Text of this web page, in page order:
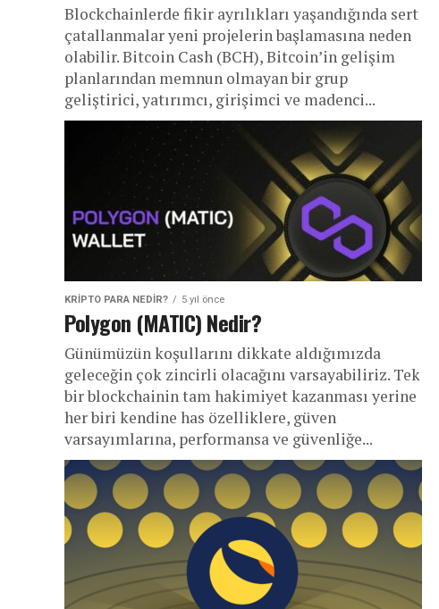
Blockchainlerde fikir ayrılıkları yaşandığında sert
çatallanmalar yeni projelerin başlamasına neden
olabilir. Bitcoin Cash (BCH), Bitcoin’in gelişim
planlarından memnun olmayan bir grup
geliştirici, yatırımcı, girişimci ve madenci...
KRIPTO PARA NEDIR? 5 yıl önce
Polygon (MATIC) Nedir?
Günümüzün koşullarını dikkate aldığımızda
geleceğin çok zincirli olacağını varsayabiliriz. Tek
bir blockchainin tam hakimiyet kazanması yerine
her biri kendine has özelliklere, güven
varsayımlarına, performansa ve güvenliğe...